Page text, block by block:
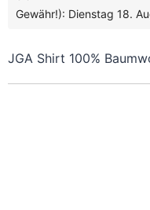
Gewähr!): Dienstag 18.
JGA Shirt 100%